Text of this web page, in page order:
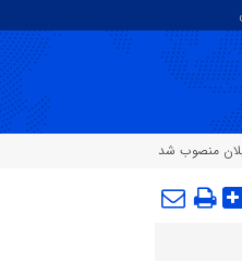
منصوب شد